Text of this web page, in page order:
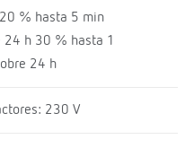
% hasta 5 min
24 h 30 % hasta 1
24 h
230 V